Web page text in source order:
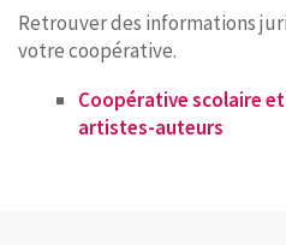
PRETS ET SERVICES
RECHERCHER
CONTACT
Retrouver des informations
votre coopérative.
Coopérative scolaire
artistes-auteurs